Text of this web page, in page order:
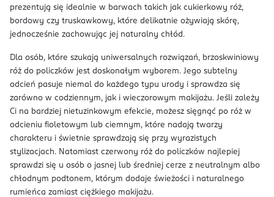
prezentują się idealnie w barwach takich jak cukierkowy róż,
bordowy czy truskawkowy, które delikatnie ożywiają skórę,
jednocześnie zachowując jej naturalny chłód.
Dla osób, które szukają uniwersalnych rozwiązań, brzoskwiniowy
róż do policzków jest doskonałym wyborem. Jego subtelny
odcień pasuje niemal do każdego typu urody i sprawdza się
zarówno w codziennym, jak i wieczorowym makijażu. Jeśli zależy
Ci na bardziej nietuzinkowym efekcie, możesz sięgnąć po róż w
odcieniu fioletowym lub ciemnym, które nadają twarzy
charakteru i świetnie sprawdzają się przy wyrazistych
stylizacjach. Natomiast czerwony róż do policzków najlepiej
sprawdzi się u osób o jasnej lub średniej cerze z neutralnym albo
chłodnym podtonem, którym dodaje świeżości i naturalnego
rumieńca zamiast ciężkiego makijażu.